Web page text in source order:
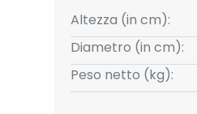
Altezza (in cm):
Diametro (in cm):
Peso netto (kg):